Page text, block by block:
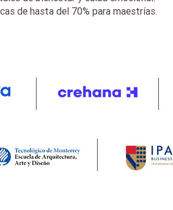
de hasta del 70% para maestrías.